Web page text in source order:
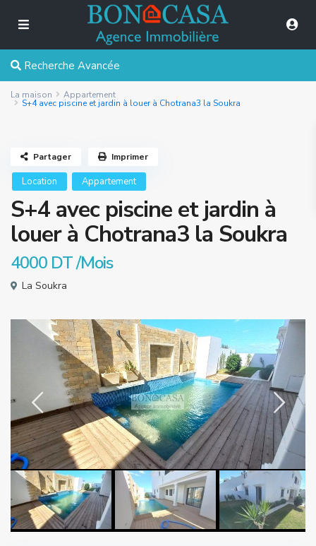
Recherche Avancée
La maison Appartement
S+4 avec piscine et jardin à louer à Chotrana3 la Soukra
Location Appartement
S+4 avec piscine et jardin à
louer à Chotrana3 la Soukra
4000 DT/Mois
La Soukra
Partager Imprimer